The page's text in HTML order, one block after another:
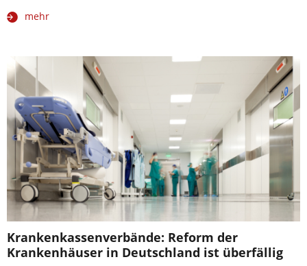
mehr
Krankenkassenverbände: Reform der
Krankenhäuser in Deutschland ist überfällig